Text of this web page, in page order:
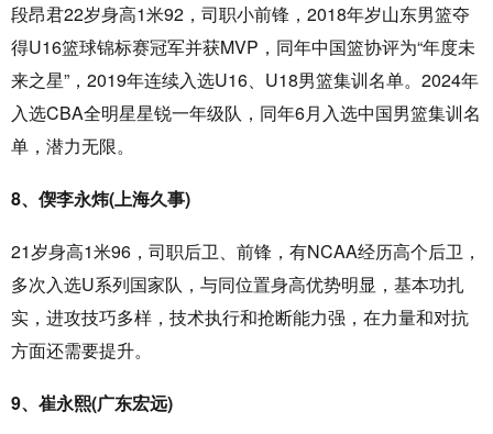
段昂君22岁身高1米92，司职小前锋，2018年岁山东男篮夺
得U16篮球锦标赛冠军并获MVP，同年中国篮协评为“年度未
来之星”，2019年连续入选U16、U18男篮集训名单。2024年
入选CBA全明星星锐一年级队，同年6月入选中国男篮集训名
单，潜力无限。
8、偰李永炜(上海久事)
21岁身高1米96，司职后卫、前锋，有NCAA经历高个后卫，
多次入选U系列国家队，与同位置身高优势明显，基本功扎
实，进攻技巧多样，技术执行和抢断能力强，在力量和对抗
方面还需要提升。
9、崔永熙(广东宏远)